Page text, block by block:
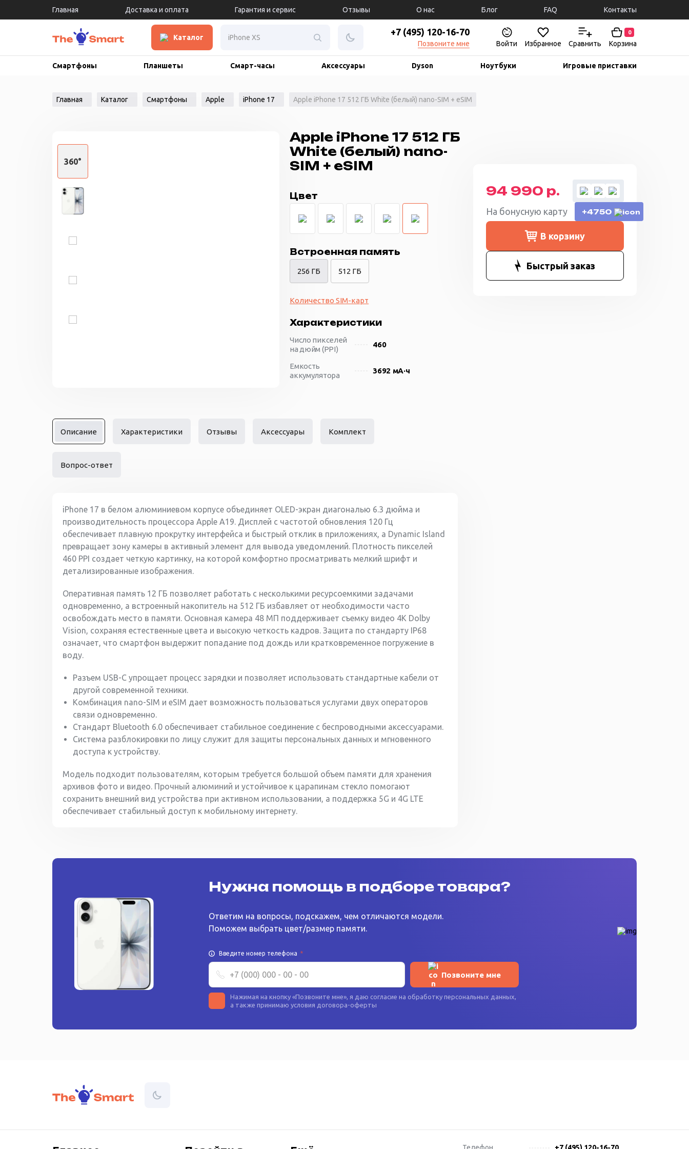
Главная Доставка и оплата Гарантия и сервис Отзывы О нас Блог FAQ Контакты
Каталог
+7 (495) 120-16-70
Позвоните мне Войти Избранное Сравнить
0
Корзина
Смартфоны Планшеты Смарт-часы Аксессуары Dyson Ноутбуки Игровые приставки
Главная Каталог Смартфоны Apple iPhone 17 Apple iPhone 17 512 ГБ White (белый) nano-SIM + eSIM
360°
Apple iPhone 17 512 ГБ
White (белый) nano-
SIM + eSIM
Цвет
Встроенная память
256 ГБ 512 ГБ
Количество SIM-карт
Характеристики
Число пикселей
на дюйм (PPI)
460
Емкость
аккумулятора
3692 мА·ч
94 990 р.
На бонусную карту +4750
В корзину
Быстрый заказ
Описание Характеристики Отзывы Аксессуары Комплект
Вопрос-ответ
iPhone 17 в белом алюминиевом корпусе объединяет OLED-экран диагональю 6.3 дюйма и
производительность процессора Apple A19. Дисплей с частотой обновления 120 Гц
обеспечивает плавную прокрутку интерфейса и быстрый отклик в приложениях, а Dynamic Island
превращает зону камеры в активный элемент для вывода уведомлений. Плотность пикселей
460 PPI создает четкую картинку, на которой комфортно просматривать мелкий шрифт и
детализированные изображения.
Оперативная память 12 ГБ позволяет работать с несколькими ресурсоемкими задачами
одновременно, а встроенный накопитель на 512 ГБ избавляет от необходимости часто
освобождать место в памяти. Основная камера 48 МП поддерживает съемку видео 4K Dolby
Vision, сохраняя естественные цвета и высокую четкость кадров. Защита по стандарту IP68
означает, что смартфон выдержит попадание под дождь или кратковременное погружение в
воду.
Разъем USB-C упрощает процесс зарядки и позволяет использовать стандартные кабели от
другой современной техники.
Комбинация nano-SIM и eSIM дает возможность пользоваться услугами двух операторов
связи одновременно.
Стандарт Bluetooth 6.0 обеспечивает стабильное соединение с беспроводными аксессуарами.
Система разблокировки по лицу служит для защиты персональных данных и мгновенного
доступа к устройству.
Модель подходит пользователям, которым требуется большой объем памяти для хранения
архивов фото и видео. Прочный алюминий и устойчивое к царапинам стекло помогают
сохранить внешний вид устройства при активном использовании, а поддержка 5G и 4G LTE
обеспечивает стабильный доступ к мобильному интернету.
Нужна помощь в подборе товара?
Ответим на вопросы, подскажем, чем отличаются модели.
Поможем выбрать цвет/размер памяти.
Введите номер телефона *
Позвоните мне
Нажимая на кнопку «Позвоните мне», я даю согласие на обработку персональных данных,
а также принимаю условия договора-оферты